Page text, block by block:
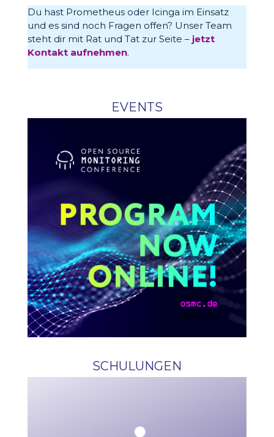
Du hast Prometheus oder Icinga im Einsatz
und es sind noch Fragen offen? Unser Team
steht dir mit Rat und Tat zur Seite – jetzt
Kontakt aufnehmen.
EVENTS
SCHULUNGEN